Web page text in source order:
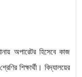
অপারেটর হিসেবে কাজ
শিক্ষার্থী। বিদ্যালয়ের